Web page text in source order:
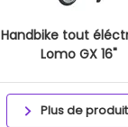
Handbike tout
Lomo GX 16"
Plus de